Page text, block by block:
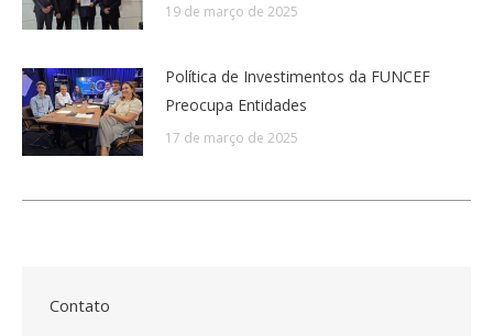
19 de março de 2025
Política de Investimentos da FUNCEF
Preocupa Entidades
17 de março de 2025
Contato